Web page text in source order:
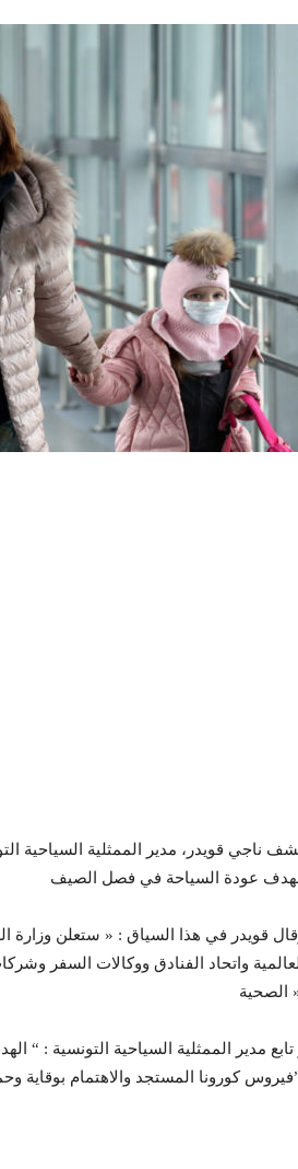
ناجي قويدر، مدير الممثلية السياحية
قويدر في هذا السياق : « ستعلن وزارة
واتحاد الفنادق ووكالات السفر
».
تابع مدير الممثلية السياحية التونسية : “
إقامتهم في تونس”.